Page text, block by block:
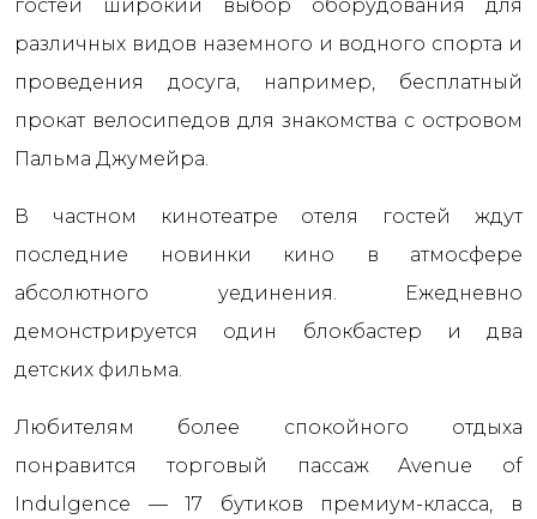
гостей широкий выбор оборудования для
различных видов наземного и водного спорта и
проведения досуга, например, бесплатный
прокат велосипедов для знакомства с островом
Пальма Джумейра.
В частном кинотеатре отеля гостей ждут
последние новинки кино в атмосфере
абсолютного уединения. Ежедневно
демонстрируется один блокбастер и два
детских фильма.
Любителям более спокойного отдыха
понравится торговый пассаж Avenue of
Indulgence — 17 бутиков премиум-класса, в